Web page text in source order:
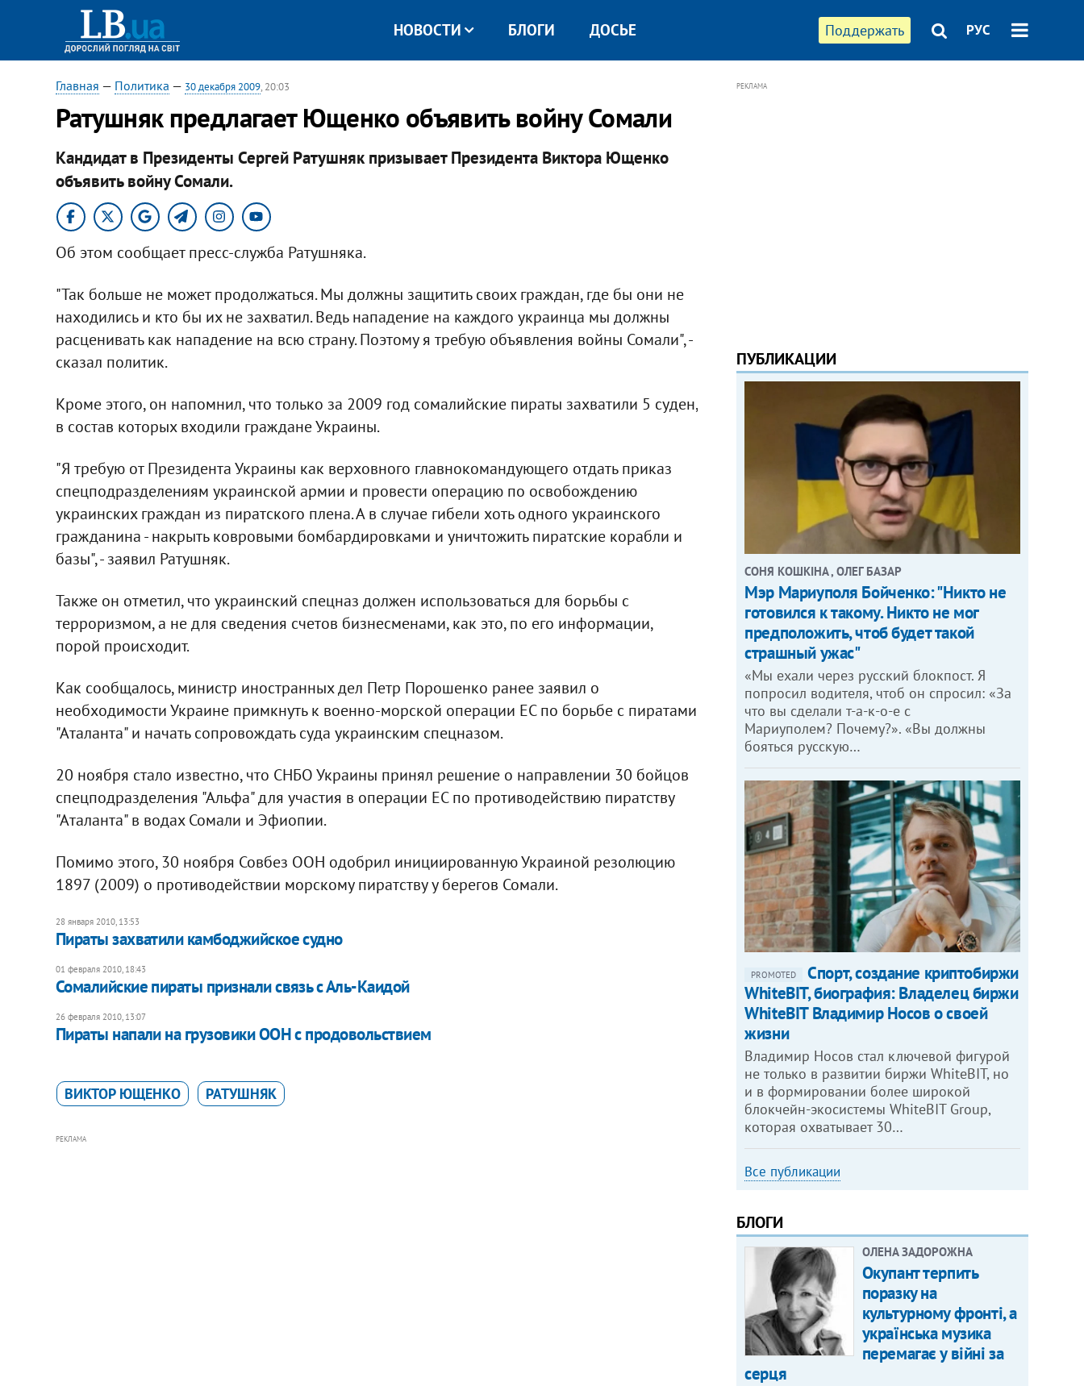
Поддержать РУС
НОВОСТИ БЛОГИ ДОСЬЕ
Главная — Политика — 30 декабря 2009, 20:03
Ратушняк предлагает Ющенко объявить войну Сомали
Кандидат в Президенты Сергей Ратушняк призывает Президента Виктора Ющенко
объявить войну Сомали.
Об этом сообщает пресс-служба Ратушняка.
"Так больше не может продолжаться. Мы должны защитить своих граждан, где бы они не
находились и кто бы их не захватил. Ведь нападение на каждого украинца мы должны
расценивать как нападение на всю страну. Поэтому я требую объявления войны Сомали", -
сказал политик.
Кроме этого, он напомнил, что только за 2009 год сомалийские пираты захватили 5 суден,
в состав которых входили граждане Украины.
"Я требую от Президента Украины как верховного главнокомандующего отдать приказ
спецподразделениям украинской армии и провести операцию по освобождению
украинских граждан из пиратского плена. А в случае гибели хоть одного украинского
гражданина - накрыть ковровыми бомбардировками и уничтожить пиратские корабли и
базы", - заявил Ратушняк.
Также он отметил, что украинский спецназ должен использоваться для борьбы с
терроризмом, а не для сведения счетов бизнесменами, как это, по его информации,
порой происходит.
Как сообщалось, министр иностранных дел Петр Порошенко ранее заявил о
необходимости Украине примкнуть к военно-морской операции ЕС по борьбе с пиратами
"Аталанта" и начать сопровождать суда украинским спецназом.
20 ноября стало известно, что СНБО Украины принял решение о направлении 30 бойцов
спецподразделения "Альфа" для участия в операции ЕС по противодействию пиратству
"Аталанта" в водах Сомали и Эфиопии.
Помимо этого, 30 ноября Совбез ООН одобрил инициированную Украиной резолюцию
1897 (2009) о противодействии морскому пиратству у берегов Сомали.
28 января 2010, 13:53
Пираты захватили камбоджийское судно
01 февраля 2010, 18:43
Сомалийские пираты признали связь с Аль-Каидой
26 февраля 2010, 13:07
Пираты напали на грузовики ООН с продовольствием
ВИКТОР ЮЩЕНКО РАТУШНЯК
РЕКЛАМА
РЕКЛАМА
ПУБЛИКАЦИИ
СОНЯ КОШКІНА , ОЛЕГ БАЗАР
Мэр Мариуполя Бойченко: "Никто не
готовился к такому. Никто не мог
предположить, чтоб будет такой
страшный ужас"
«Мы ехали через русский блокпост. Я
попросил водителя, чтоб он спросил: «За
что вы сделали т-а-к-о-е с
Мариуполем? Почему?». «Вы должны
бояться русскую…
PROMOTED
Спорт, создание криптобиржи
WhiteBIT, биография: Владелец биржи
WhiteBIT Владимир Носов о своей
жизни
Владимир Носов стал ключевой фигурой
не только в развитии биржи WhiteBIT, но
и в формировании более широкой
блокчейн-экосистемы WhiteBIT Group,
которая охватывает 30…
Все публикации
БЛОГИ
ОЛЕНА ЗАДОРОЖНА
Окупант терпить
поразку на
культурному фронті, а
українська музика
перемагає у війні за
серця